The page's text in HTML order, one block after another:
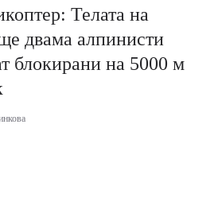
Телата на
двама алпинисти
блокирани на 5000 м